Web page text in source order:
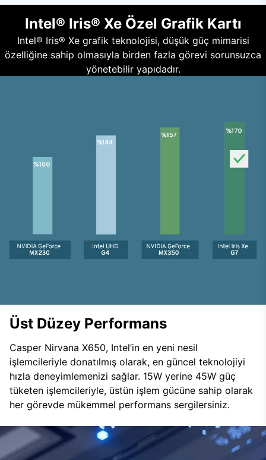
Intel® Iris® Xe Özel Grafik Kartı
Intel® Iris® Xe grafik teknolojisi, düşük güç mimarisi
özelliğine sahip olmasıyla birden fazla görevi sorunsuzca
yönetebilir yapıdadır.
Üst Düzey Performans
Casper Nirvana X650, Intel’in en yeni nesil
işlemcileriyle donatılmış olarak, en güncel teknolojiyi
hızla deneyimlemenizi sağlar. 15W yerine 45W güç
tüketen işlemcileriyle, üstün işlem gücüne sahip olarak
her görevde mükemmel performans sergilersiniz.